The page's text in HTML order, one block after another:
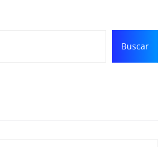
Buscar